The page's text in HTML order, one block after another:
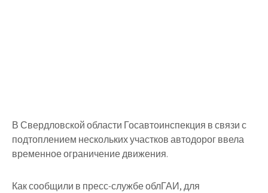
В Свердловской области Госавтоинспекция в связи с
подтоплением нескольких участков автодорог ввела
временное ограничение движения.
Как сообщили в пресс-службе облГАИ, для